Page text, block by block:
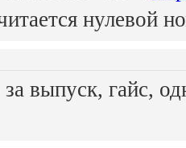
нулевой
выпуск, гайс,